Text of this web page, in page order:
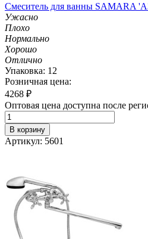
Смеситель для ванны
Ужасно
Плохо
Нормально
Хорошо
Отлично
Упаковка: 12
Розничная цена:
4268 ₽
Оптовая цена доступна после
В корзину
Артикул: 5601